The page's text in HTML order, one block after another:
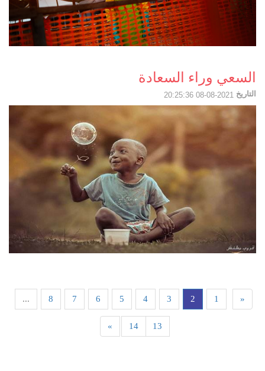
السعي وراء السعادة
التاريخ
«
1
2
3
4
5
6
7
8
...
13
14
»